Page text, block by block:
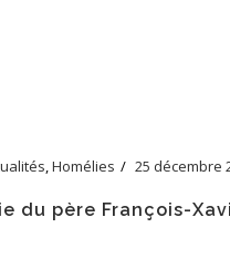
,Homélies 25 décembre
du père François-